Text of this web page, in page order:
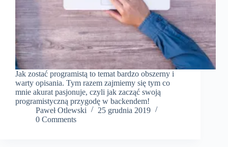
Jak zostać programistą to temat bardzo obszerny i
warty opisania. Tym razem zajmiemy się tym co
mnie akurat pasjonuje, czyli jak zacząć swoją
programistyczną przygodę w backendem!
Paweł Otlewski
25 grudnia 2019
0 Comments